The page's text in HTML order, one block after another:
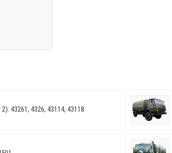
43261, 4326, 43114, 43118